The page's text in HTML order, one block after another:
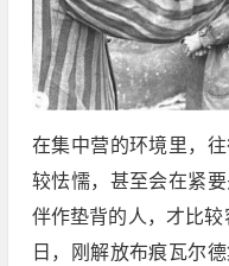
在集中营的环境里，
较怯懦，甚至会在紧
伴作垫背的人，才比
日，刚解放布痕瓦尔